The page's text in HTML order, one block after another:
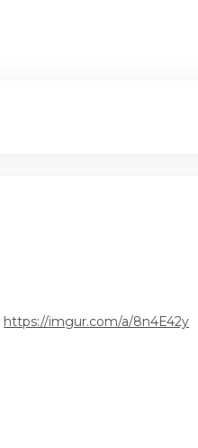
https://imgur.com/a/8n4E42y